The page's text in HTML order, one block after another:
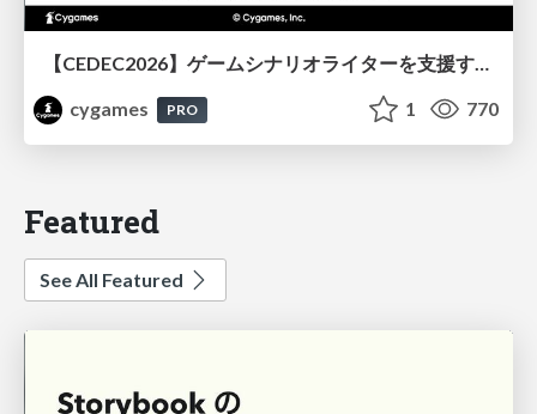
【CEDEC2026】ゲームシナリオライターを支援するAIツール開発の実践 ― 設計とプロンプトの工夫 ―
cygames
PRO 1 770
Featured
See All Featured